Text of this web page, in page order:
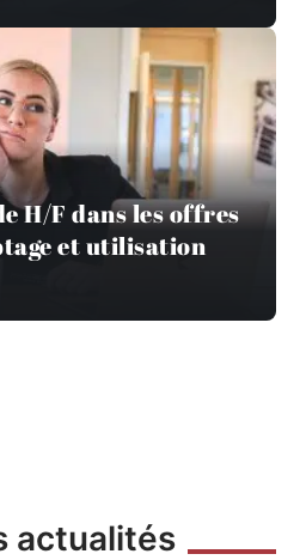
H/F dans les offres
et utilisation
actualités